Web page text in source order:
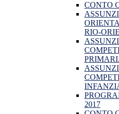
CONTO
RIO-
2017